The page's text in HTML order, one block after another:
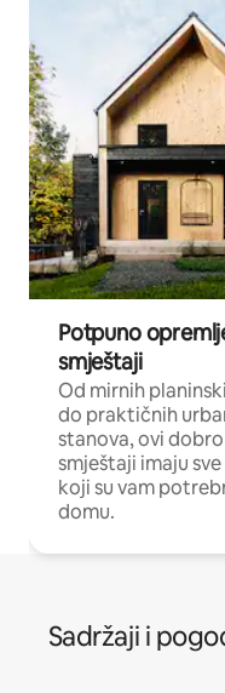
Potpuno
smještaji
Od mirnih
do praktičnih
stanova, ovi
smještaji imaju
koji su vam
domu.
Sadržaji i